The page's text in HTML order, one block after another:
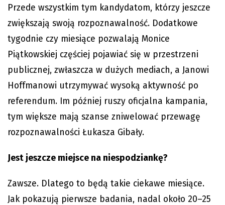
Przede wszystkim tym kandydatom, którzy jeszcze
zwiększają swoją rozpoznawalność. Dodatkowe
tygodnie czy miesiące pozwalają Monice
Piątkowskiej częściej pojawiać się w przestrzeni
publicznej, zwłaszcza w dużych mediach, a Janowi
Hoffmanowi utrzymywać wysoką aktywność po
referendum. Im później ruszy oficjalna kampania,
tym większe mają szanse zniwelować przewagę
rozpoznawalności Łukasza Gibały.
Jest jeszcze miejsce na niespodziankę?
Zawsze. Dlatego to będą takie ciekawe miesiące.
Jak pokazują pierwsze badania, nadal około 20–25